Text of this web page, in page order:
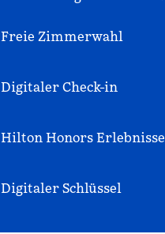
Freie Zimmerwahl
Digitaler Check-in
Hilton Honors Erlebnisse
Digitaler Schlüssel